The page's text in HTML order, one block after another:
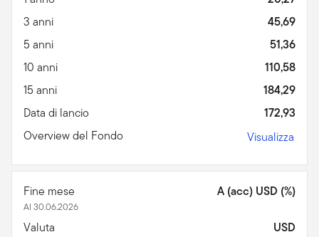
3 anni
45,69
5 anni
51,36
10 anni
110,58
15 anni
184,29
Data di lancio
172,93
Overview del Fondo
Visualizza
Fine mese
Al 30.06.2026
A (acc) USD (%)
Valuta
USD